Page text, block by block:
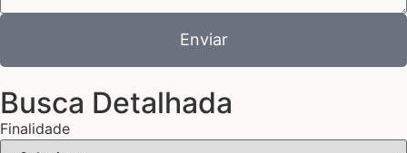
Enviar
Busca Detalhada
Finalidade